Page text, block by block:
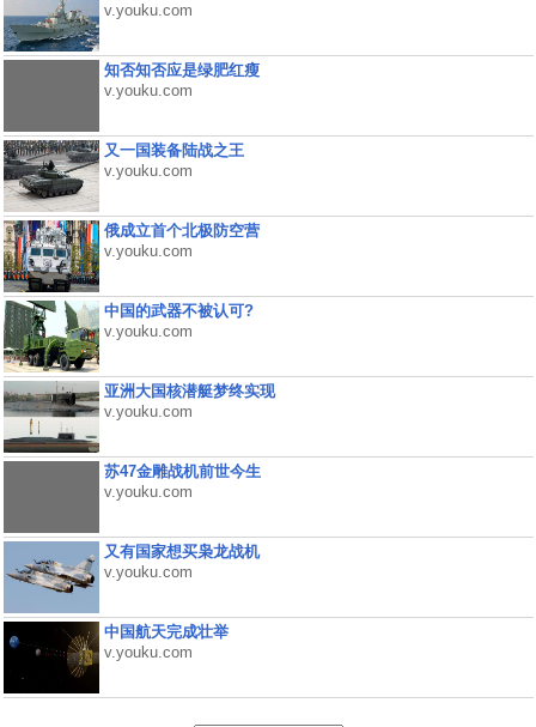
v.youku.com
知否知否应是绿肥红瘦
v.youku.com
又一国装备陆战之王
v.youku.com
俄成立首个北极防空营
v.youku.com
中国的武器不被认可?
v.youku.com
亚洲大国核潜艇梦终实现
v.youku.com
苏47金雕战机前世今生
v.youku.com
又有国家想买枭龙战机
v.youku.com
中国航天完成壮举
v.youku.com